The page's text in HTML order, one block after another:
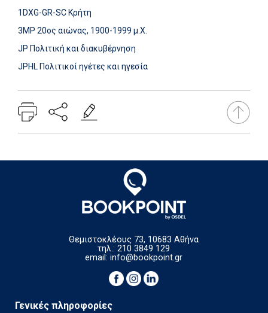
1DXG-GR-SC Κρήτη
3MP 20ος αιώνας, 1900-1999 μ.Χ.
JP Πολιτική και διακυβέρνηση
JPHL Πολιτικοί ηγέτες και ηγεσία
Θεμιστοκλέους 73, 10683 Αθήνα
τηλ.: 210 3849 129
email:info@bookpoint.gr
Γενικές πληροφορίες